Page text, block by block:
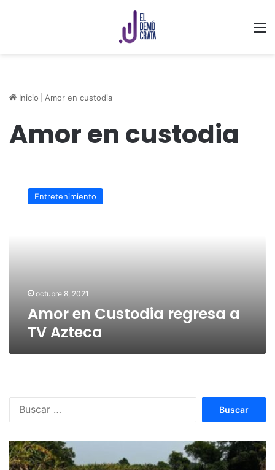
Inicio Amor en custodia
Amor en custodia
CustodiaEntretenimiento
octubre 8, 2021
Amor en Custodia regresa a
TV Azteca